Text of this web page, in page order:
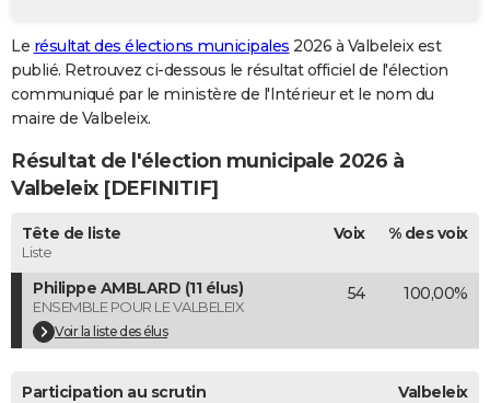
GUIDES D'ACHAT
BONS PLANS
CARTE DE VOEUX
Carte de Noël
Carte Bonne année
Carte Saint-Valentin
Carte Pâques
Carte d'anniversaire
DICTIONNAIRE
Dictionnaire
Biographies
Citations
Expressions
Proverbes
PROGRAMME TV
COPAINS D'AVANT
S'inscrire
Se connecter
Lycées
Collèges
Primaires
Universités
Entreprises
Service militaire
Avis de recherche
AVIS DE DÉCÈS
FORUM
Le résultat des élections municipales 2026 à Valbeleix est
publié. Retrouvez ci-dessous le résultat officiel de l'élection
communiqué par le ministère de l'Intérieur et le nom du
maire de Valbeleix.
Résultat de l'élection municipale 2026 à
Valbeleix [DEFINITIF]
Tête de liste
Liste
Voix % des voix
Philippe AMBLARD (11 élus)
ENSEMBLE POUR LE VALBELEIX
Voir la liste des élus
54 100,00%
Participation au scrutin Valbeleix